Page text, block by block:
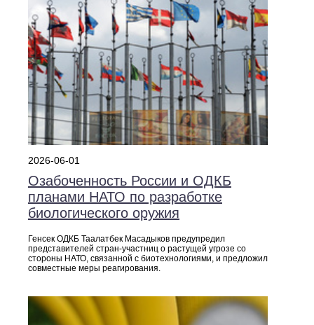
2026-06-01
Озабоченность России и ОДКБ
планами НАТО по разработке
биологического оружия
Генсек ОДКБ Таалатбек Масадыков предупредил
представителей стран‑участниц о растущей угрозе со
стороны НАТО, связанной с биотехнологиями, и предложил
совместные меры реагирования.